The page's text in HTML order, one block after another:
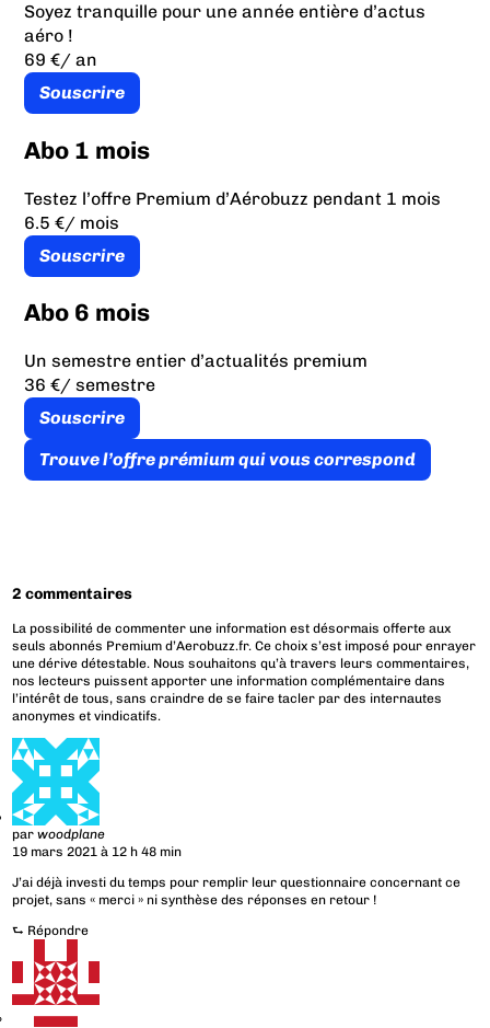
Soyez tranquille pour une année entière d’actus
aéro !
69 €/ an
Souscrire
Abo 1 mois
Testez l’offre Premium d’Aérobuzz pendant 1 mois
6.5 €/ mois
Souscrire
Abo 6 mois
Un semestre entier d’actualités premium
36 €/ semestre
Souscrire
Trouve l’offre prémium qui vous correspond
2 commentaires
La possibilité de commenter une information est désormais offerte aux
seuls abonnés Premium d’Aerobuzz.fr. Ce choix s’est imposé pour enrayer
une dérive détestable. Nous souhaitons qu’à travers leurs commentaires,
nos lecteurs puissent apporter une information complémentaire dans
l’intérêt de tous, sans craindre de se faire tacler par des internautes
anonymes et vindicatifs.
parwoodplane
19 mars 2021 à 12 h 48 min
J’ai déjà investi du temps pour remplir leur questionnaire concernant ce
projet, sans « merci » ni synthèse des réponses en retour !
⮑ Répondre